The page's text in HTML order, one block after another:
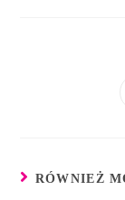
RÓWNIEŻ